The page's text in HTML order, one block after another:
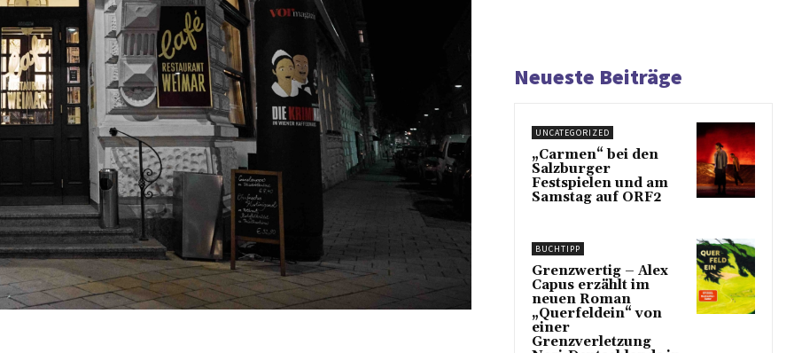
Neueste Beiträge
UNCATEGORIZED
„Carmen“ bei den
Salzburger
Festspielen und am
Samstag auf ORF2
BUCHTIPP
Grenzwertig – Alex
Capus erzählt im
neuen Roman
„Querfeldein“ von
einer
Grenzverletzung